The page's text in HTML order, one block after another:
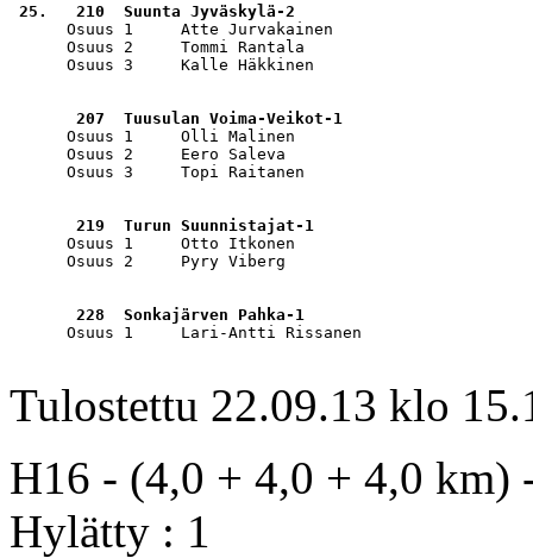
25.   210  Suunta Jyväskylä-2
Osuus 1     Atte Jurvakainen
Osuus 2     Tommi Rantala
Osuus 3     Kalle Häkkinen
207  Tuusulan Voima-Veikot-1
Osuus 1     Olli Malinen
Osuus 2     Eero Saleva
Osuus 3     Topi Raitanen
219  Turun Suunnistajat-1
Osuus 1     Otto Itkonen
Osuus 2     Pyry Viberg
228  Sonkajärven Pahka-1
Osuus 1     Lari-Antti Rissanen
Tulostettu 22.09.13 klo
H16 - (4,0 + 4,0 + 4,0
Hylätty : 1